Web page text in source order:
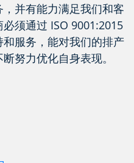
并有能力满足我们和客
须通过 ISO 9001:2015
服务，能对我们的排产
努力优化自身表现。